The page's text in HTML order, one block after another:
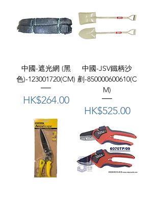
中國-遮光網 (黑
色)-123001720(CM)
價格
HK$264.00
中國-JSV鐵柄沙
剷-850000600610(C
M)
價格
HK$525.00